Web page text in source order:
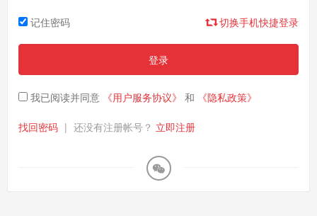
记住密码 切换手机快捷登录
登录
我已阅读并同意 《用户服务协议》 和 《隐私政策》
找回密码 | 还没有注册帐号？ 立即注册